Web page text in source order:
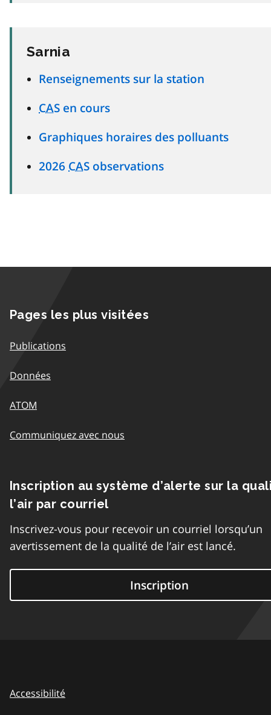
Sarnia
Renseignements sur la station
CAS en cours
Graphiques horaires des polluants
2026 CAS observations
Pages les plus visitées
Publications
Données
ATOM
Communiquez avec nous
Inscription au système d’alerte sur la
l’air par courriel
Inscrivez-vous pour recevoir un courriel lorsqu’un
avertissement de la qualité de l’air est lancé.
Inscription
Accessibilité